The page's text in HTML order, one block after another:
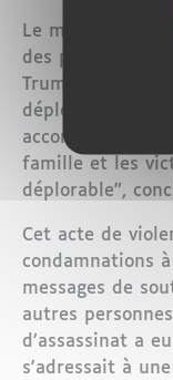
Le message du
des paroles de
Trump, sa
déplorable. "Mes
accompagnent,
famille et les
déplorable",
Cet acte de
condamnations
messages de
autres
d’assassinat a
s'adressait à